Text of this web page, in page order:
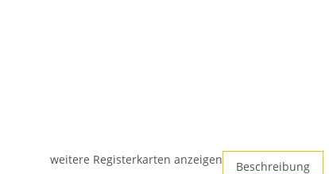
weitere Registerkarten anzeigen Beschreibung